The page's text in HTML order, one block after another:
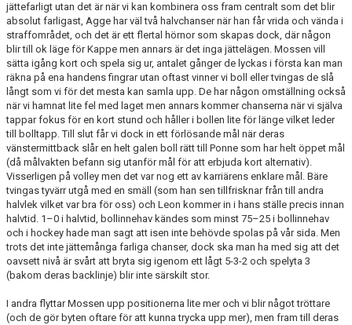
jättefarligt utan det är när vi kan kombinera oss fram centralt som det blir
absolut farligast, Agge har väl två halvchanser när han får vrida och vända i
straffområdet, och det är ett flertal hörnor som skapas dock, där någon
blir till ok läge för Kappe men annars är det inga jättelägen. Mossen vill
sätta igång kort och spela sig ur, antalet gånger de lyckas i första kan man
räkna på ena handens fingrar utan oftast vinner vi boll eller tvingas de slå
långt som vi för det mesta kan samla upp. De har någon omställning också
när vi hamnat lite fel med laget men annars kommer chanserna när vi själva
tappar fokus för en kort stund och håller i bollen lite för länge vilket leder
till bolltapp. Till slut får vi dock in ett förlösande mål när deras
vänstermittback slår en helt galen boll rätt till Ponne som har helt öppet mål
(då målvakten befann sig utanför mål för att erbjuda kort alternativ).
Visserligen på volley men det var nog ett av karriärens enklare mål. Bäre
tvingas tyvärr utgå med en smäll (som han sen tillfrisknar från till andra
halvlek vilket var bra för oss) och Leon kommer in i hans ställe precis innan
halvtid. 1–0 i halvtid, bollinnehav kändes som minst 75–25 i bollinnehav
och i hockey hade man sagt att isen inte behövde spolas på vår sida. Men
trots det inte jättemånga farliga chanser, dock ska man ha med sig att det
oavsett nivå är svårt att bryta sig igenom ett lågt 5-3-2 och spelyta 3
(bakom deras backlinje) blir inte särskilt stor.
I andra flyttar Mossen upp positionerna lite mer och vi blir något tröttare
(och de gör byten oftare för att kunna trycka upp mer), men fram till deras